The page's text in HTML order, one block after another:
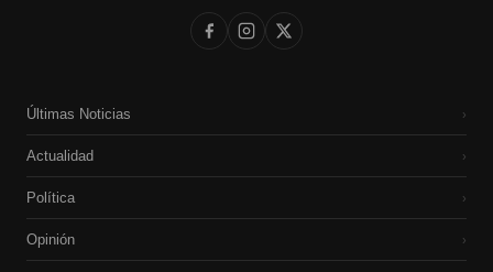
Últimas Noticias ›
Actualidad ›
Política ›
Opinión ›